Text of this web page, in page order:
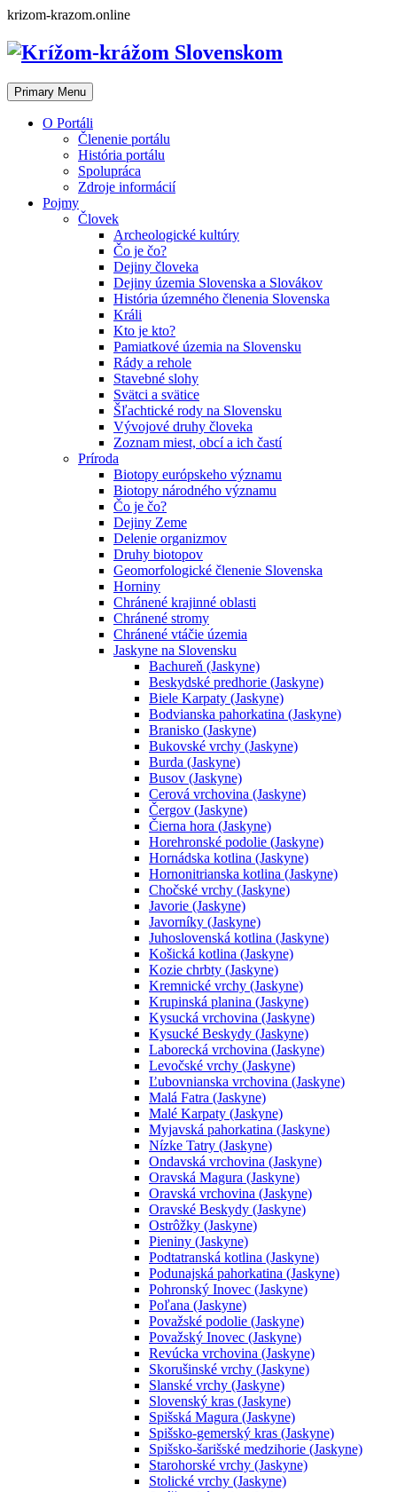
Skip
content
krizom-krazom.online
Primary Menu
O Portáli
Členenie portálu
História portálu
Spolupráca
Zdroje informácií
Pojmy
Človek
Archeologické kultúry
Čo je čo?
Dejiny človeka
Dejiny územia Slovenska a Slovákov
História územného členenia Slovenska
Králi
Kto je kto?
Pamiatkové územia na Slovensku
Rády a rehole
Stavebné slohy
Svätci a svätice
Šľachtické rody na Slovensku
Vývojové druhy človeka
Zoznam miest, obcí a ich častí
Príroda
Biotopy európskeho významu
Biotopy národného významu
Čo je čo?
Dejiny Zeme
Delenie organizmov
Druhy biotopov
Geomorfologické členenie Slovenska
Horniny
Chránené krajinné oblasti
Chránené stromy
Chránené vtáčie územia
Jaskyne na Slovensku
Bachureň (Jaskyne)
Beskydské predhorie (Jaskyne)
Biele Karpaty (Jaskyne)
Bodvianska pahorkatina (Jaskyne)
Branisko (Jaskyne)
Bukovské vrchy (Jaskyne)
Burda (Jaskyne)
Busov (Jaskyne)
Cerová vrchovina (Jaskyne)
Čergov (Jaskyne)
Čierna hora (Jaskyne)
Horehronské podolie (Jaskyne)
Hornádska kotlina (Jaskyne)
Hornonitrianska kotlina (Jaskyne)
Chočské vrchy (Jaskyne)
Javorie (Jaskyne)
Javorníky (Jaskyne)
Juhoslovenská kotlina (Jaskyne)
Košická kotlina (Jaskyne)
Kozie chrbty (Jaskyne)
Kremnické vrchy (Jaskyne)
Krupinská planina (Jaskyne)
Kysucká vrchovina (Jaskyne)
Kysucké Beskydy (Jaskyne)
Laborecká vrchovina (Jaskyne)
Levočské vrchy (Jaskyne)
Ľubovnianska vrchovina (Jaskyne)
Malá Fatra (Jaskyne)
Malé Karpaty (Jaskyne)
Myjavská pahorkatina (Jaskyne)
Nízke Tatry (Jaskyne)
Ondavská vrchovina (Jaskyne)
Oravská Magura (Jaskyne)
Oravská vrchovina (Jaskyne)
Oravské Beskydy (Jaskyne)
Ostrôžky (Jaskyne)
Pieniny (Jaskyne)
Podtatranská kotlina (Jaskyne)
Podunajská pahorkatina (Jaskyne)
Pohronský Inovec (Jaskyne)
Poľana (Jaskyne)
Považské podolie (Jaskyne)
Považský Inovec (Jaskyne)
Revúcka vrchovina (Jaskyne)
Skorušinské vrchy (Jaskyne)
Slanské vrchy (Jaskyne)
Slovenský kras (Jaskyne)
Spišská Magura (Jaskyne)
Spišsko-gemerský kras (Jaskyne)
Spišsko-šarišské medzihorie (Jaskyne)
Starohorské vrchy (Jaskyne)
Stolické vrchy (Jaskyne)